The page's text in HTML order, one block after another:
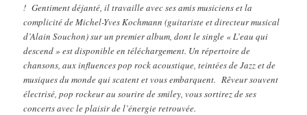
! Gentiment déjanté, il travaille avec ses amis musiciens et la
complicité de Michel-Yves Kochmann (guitariste et directeur musical
d’Alain Souchon) sur un premier album, dont le single « L’eau qui
descend » est disponible en téléchargement. Un répertoire de
chansons, aux influences pop rock acoustique, teintées de Jazz et de
musiques du monde qui scatent et vous embarquent. Rêveur souvent
électrisé, pop rockeur au sourire de smiley, vous sortirez de ses
concerts avec le plaisir de l’énergie retrouvée.